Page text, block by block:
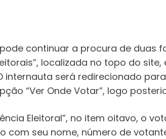
continuar a procura de duas
localizada no topo do site,
internauta será redirecionado
“Ver Onde Votar”, logo
Eleitoral”, no item oitavo, o
com seu nome, número de